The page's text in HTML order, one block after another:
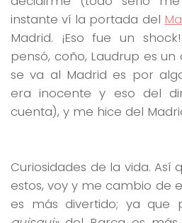
instante ví la portada del
Madrid. ¡Eso fue un
pensó, coño, Laudrup es un
se va al Madrid es por
era inocente y eso del
cuenta), y me hice del
Curiosidades de la vida. Así
estos, voy y me cambio de
es más divertido; ya que